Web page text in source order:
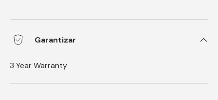
Garantizar
3 Year Warranty